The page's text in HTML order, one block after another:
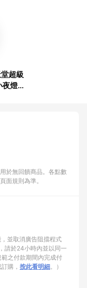
超級
夜燈
於無回饋商品。各點數
面規則為準。
並取消廣告阻擋程式
請於24小時內並以同一
之付款期間內完成付
購， 按此看明細。）